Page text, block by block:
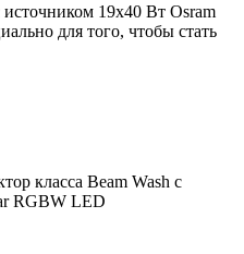
19х40 Вт Osram
для того, чтобы стать
класса Beam Wash с
RGBW LED